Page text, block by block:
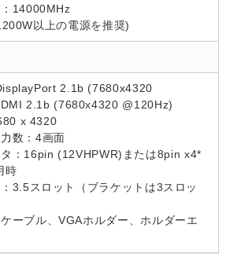
14000MHz
以上の電源を推奨)
2.1b (7680x4320
2.1b (7680x4320 @120Hz)
x 4320
数：4画面
：16pin (12VHPWR)または8pin x4*
時
3.5スロット（ブラケットは3スロッ
ーブル、VGAホルダー、ホルダーエ